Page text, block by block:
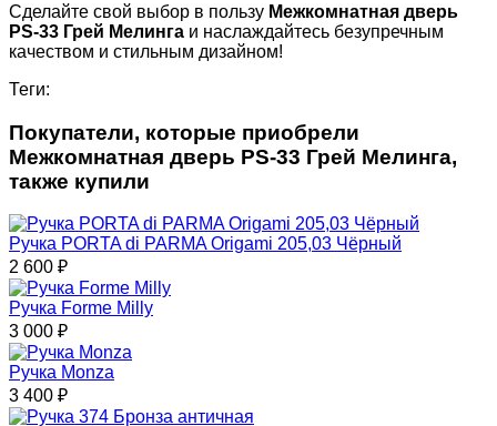
Сделайте свой выбор в пользу Межкомнатная дверь
PS-33 Грей Мелинга и наслаждайтесь безупречным
качеством и стильным дизайном!
Теги:
Покупатели, которые приобрели
Межкомнатная дверь PS-33 Грей Мелинга,
также купили
Ручка PORTA di PARMA Origami 205,03 Чёрный
2 600 ₽
Ручка Forme Milly
3 000 ₽
Ручка Monza
3 400 ₽